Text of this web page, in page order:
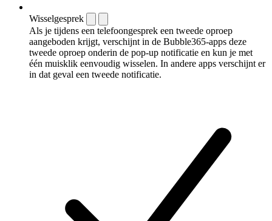
Wisselgesprek
Als je tijdens een telefoongesprek een tweede oproep
aangeboden krijgt, verschijnt in de Bubble365-apps deze
tweede oproep onderin de pop-up notificatie en kun je met
één muisklik eenvoudig wisselen. In andere apps verschijnt er
in dat geval een tweede notificatie.